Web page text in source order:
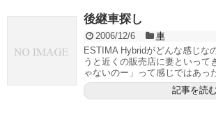
後継車探し
2006/12/6
車
ESTIMA Hybridがどんな感じな
うと近くの販売店に妻といって
ゃないのー」って感じではあっ
記事を読む